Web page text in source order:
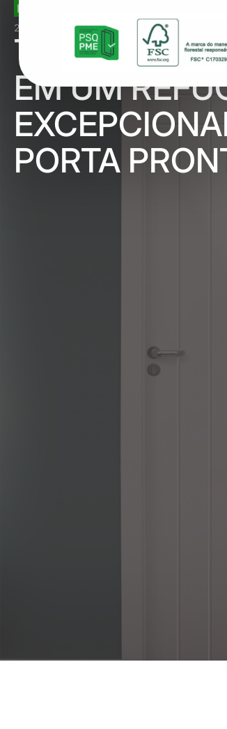
INFORMATIVO
23 de dezembro de 2023
EM UM
PORTA